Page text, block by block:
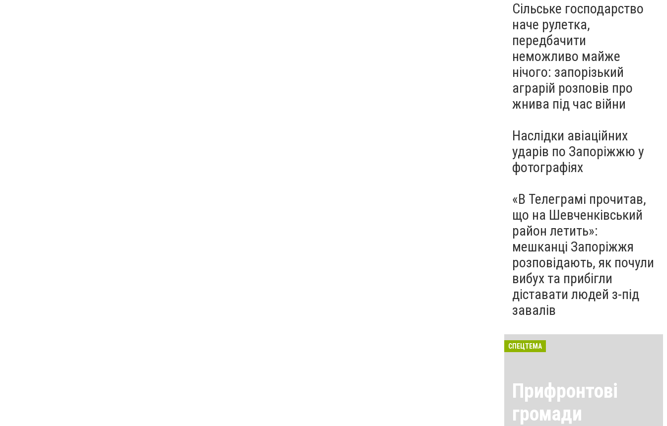
Сільське господарство
наче рулетка,
передбачити
неможливо майже
нічого: запорізький
аграрій розповів про
жнива під час війни
Наслідки авіаційних
ударів по Запоріжжю у
фотографіях
«В Телеграмі прочитав,
що на Шевченківський
район летить»:
мешканці Запоріжжя
розповідають, як почули
вибух та прибігли
діставати людей з-під
завалів
СПЕЦТЕМА
Прифронтові
громади